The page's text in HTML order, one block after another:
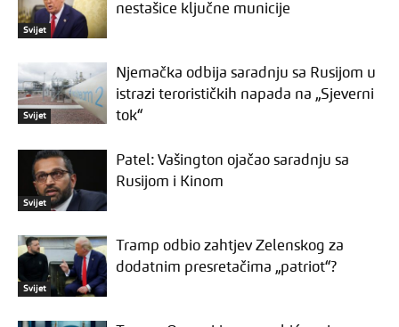
Svijet
nestašice ključne municije
Svijet
Njemačka odbija saradnju sa Rusijom u
istrazi terorističkih napada na „Sjeverni
tok“
Svijet
Patel: Vašington ojačao saradnju sa
Rusijom i Kinom
Svijet
Tramp odbio zahtjev Zelenskog za
dodatnim presretačima „patriot“?